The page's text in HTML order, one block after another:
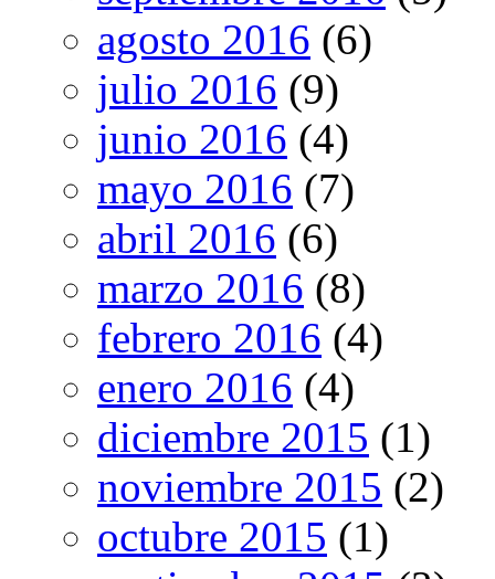
agosto 2016 (6)
julio 2016 (9)
junio 2016 (4)
mayo 2016 (7)
abril 2016 (6)
marzo 2016 (8)
febrero 2016 (4)
enero 2016 (4)
diciembre 2015 (1)
noviembre 2015 (2)
octubre 2015 (1)